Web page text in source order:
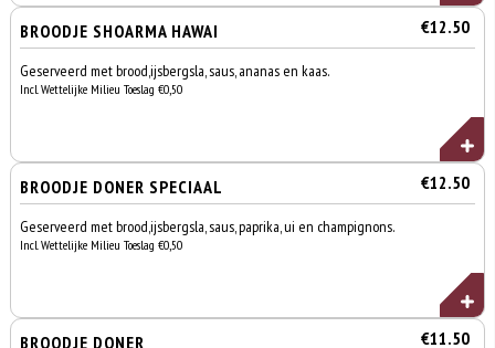
BROODJE SHOARMA HAWAI €12.50
Geserveerd met brood,ijsbergsla, saus, ananas en kaas.
Incl. Wettelijke Milieu Toeslag €0,50
BROODJE DONER SPECIAAL €12.50
Geserveerd met brood,ijsbergsla, saus, paprika, ui en champignons.
Incl. Wettelijke Milieu Toeslag €0,50
BROODJE DONER €11.50